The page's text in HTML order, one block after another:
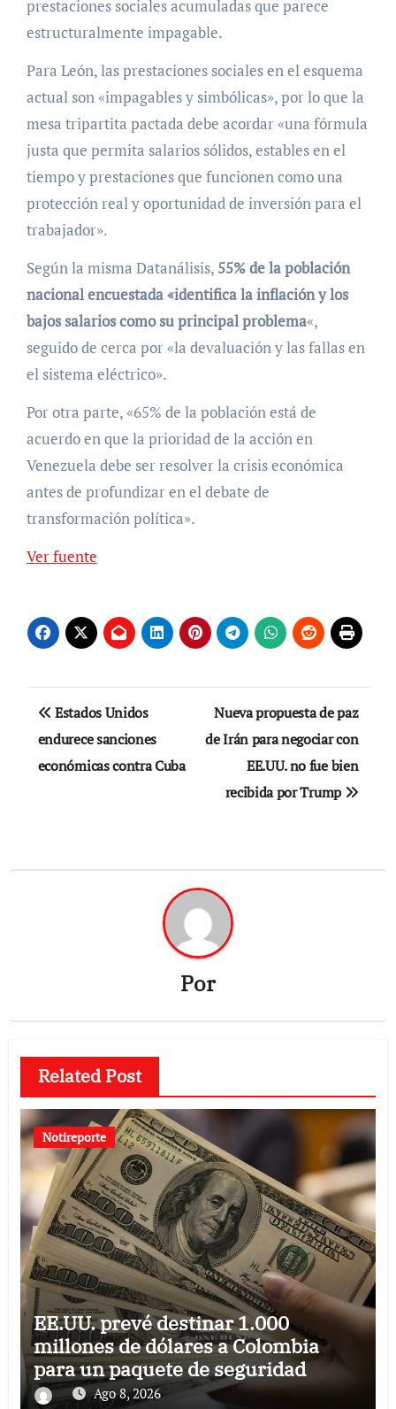
prestaciones sociales acumuladas que parece
estructuralmente impagable.
Para León, las prestaciones sociales en el esquema
actual son «impagables y simbólicas», por lo que la
mesa tripartita pactada debe acordar «una fórmula
justa que permita salarios sólidos, estables en el
tiempo y prestaciones que funcionen como una
protección real y oportunidad de inversión para el
trabajador».
Según la misma Datanálisis, 55% de la población
nacional encuestada «identifica la inflación y los
bajos salarios como su principal problema«,
seguido de cerca por «la devaluación y las fallas en
el sistema eléctrico».
Por otra parte, «65% de la población está de
acuerdo en que la prioridad de la acción en
Venezuela debe ser resolver la crisis económica
antes de profundizar en el debate de
transformación política».
Ver fuente
Navegación
de
entradas
Estados Unidos
endurece sanciones
económicas contra Cuba
Nueva propuesta de paz
de Irán para negociar con
EE.UU. no fue bien
recibida por Trump
Por
Related Post
Notireporte
EE.UU. prevé destinar 1.000
millones de dólares a Colombia
para un paquete de seguridad
Ago 8, 2026